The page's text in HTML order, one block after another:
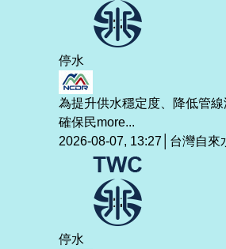
停水
為提升供水穩定度、降低管
確保民more...
2026-08-07, 13:27│台灣自來
停水